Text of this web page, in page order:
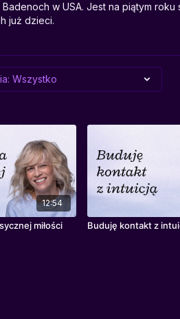
w USA. Jest na piątym
już dzieci.
12:54
miłości Buduję kontakt z